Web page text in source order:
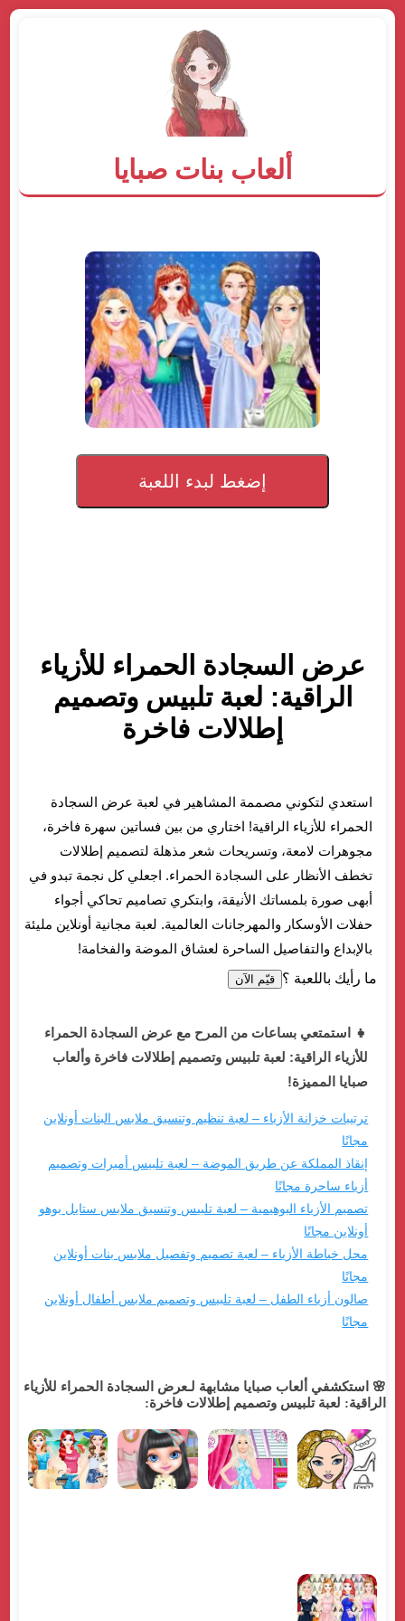
ألعاب بنات صبايا
إضغط لبدء اللعبة
عرض السجادة الحمراء للأزياء
الراقية: لعبة تلبيس وتصميم
إطلالات فاخرة
استعدي لتكوني مصممة المشاهير في لعبة عرض السجادة
الحمراء للأزياء الراقية! اختاري من بين فساتين سهرة فاخرة،
مجوهرات لامعة، وتسريحات شعر مذهلة لتصميم إطلالات
تخطف الأنظار على السجادة الحمراء. اجعلي كل نجمة تبدو في
أبهى صورة بلمساتك الأنيقة، وابتكري تصاميم تحاكي أجواء
حفلات الأوسكار والمهرجانات العالمية. لعبة مجانية أونلاين مليئة
بالإبداع والتفاصيل الساحرة لعشاق الموضة والفخامة!
ما رأيك باللعبة ؟ قيّم الآن
👧 استمتعي بساعات من المرح مع عرض السجادة الحمراء
للأزياء الراقية: لعبة تلبيس وتصميم إطلالات فاخرة وألعاب
صبايا المميزة!
ترتيبات خزانة الأزياء – لعبة تنظيم وتنسيق ملابس البنات أونلاين
مجانًا
إنقاذ المملكة عن طريق الموضة – لعبة تلبيس أميرات وتصميم
أزياء ساحرة مجانًا
تصميم الأزياء البوهيمية – لعبة تلبيس وتنسيق ملابس ستايل بوهو
أونلاين مجانًا
محل خياطة الأزياء – لعبة تصميم وتفصيل ملابس بنات أونلاين
مجانًا
صالون أزياء الطفل – لعبة تلبيس وتصميم ملابس أطفال أونلاين
مجانًا
🌸 استكشفي ألعاب صبايا مشابهة لـعرض السجادة الحمراء للأزياء
الراقية: لعبة تلبيس وتصميم إطلالات فاخرة: